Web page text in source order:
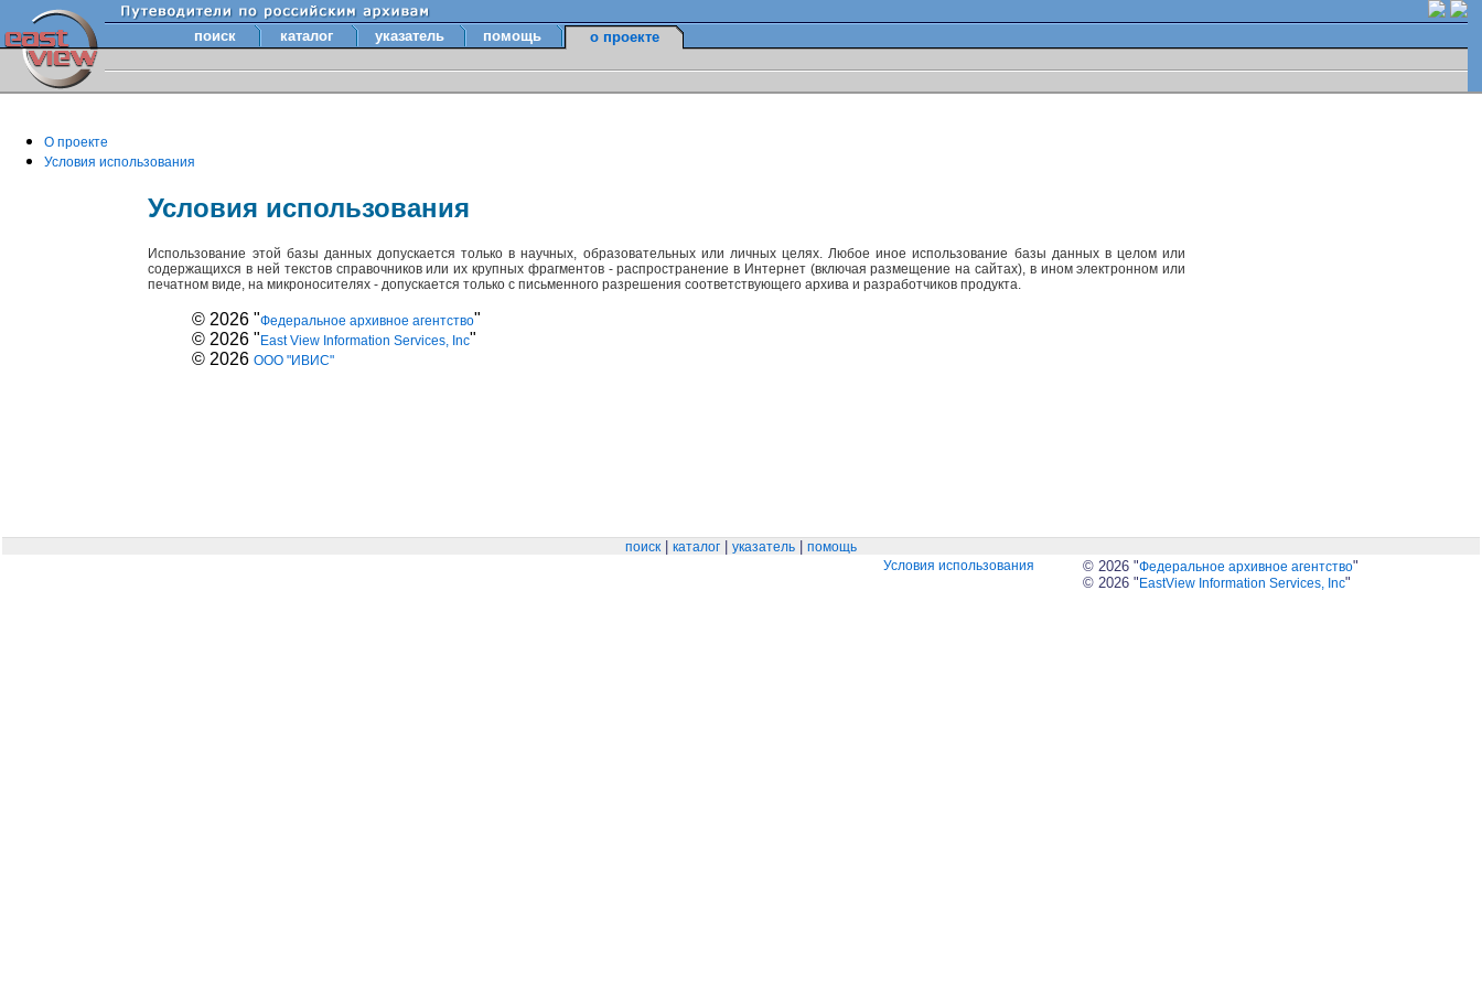
поиск каталог указатель помощь о проекте
О проекте
Условия использования
Условия использования
Использование этой базы данных допускается только в научных, образовательных или личных целях. Любое иное использование базы данных в целом или
содержащихся в ней текстов справочников или их крупных фрагментов - распространение в Интернет (включая размещение на сайтах), в ином электронном или
печатном виде, на микроносителях - допускается только с письменного разрешения соответствующего архива и разработчиков продукта.
© 2026 "Федеральное архивное агентство"
© 2026 " East View Information Services, Inc"
© 2026ООО "ИВИС"
поиск каталог указатель
помощь
Условия использования
© 2026 "Федеральное архивное агентство"
© 2026 " EastView Information Services, Inc"